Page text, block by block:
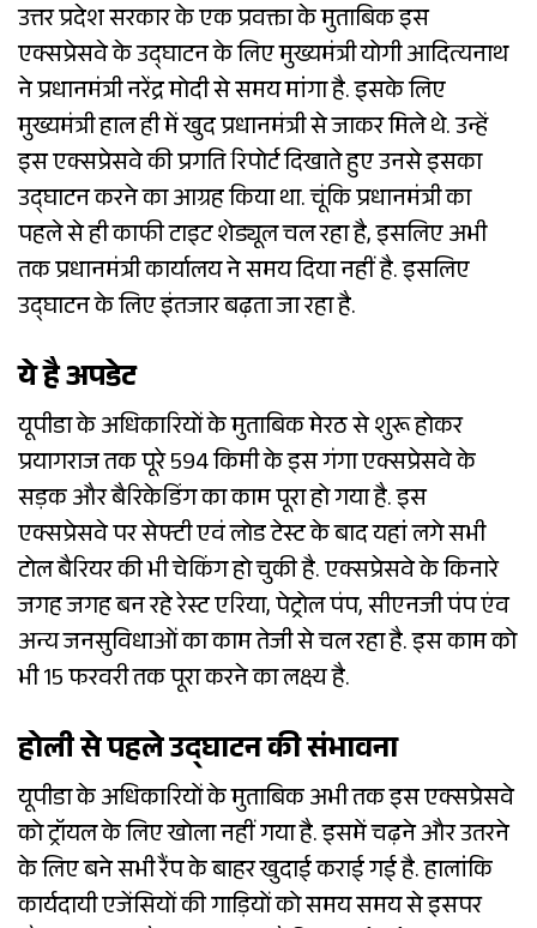
उत्तर प्रदेश सरकार के एक प्रवक्ता के मुताबिक इस
एक्सप्रेसवे के उद्घाटन के लिए मुख्यमंत्री योगी आदित्यनाथ
ने प्रधानमंत्री नरेंद्र मोदी से समय मांगा है. इसके लिए
मुख्यमंत्री हाल ही में खुद प्रधानमंत्री से जाकर मिले थे. उन्हें
इस एक्सप्रेसवे की प्रगति रिपोर्ट दिखाते हुए उनसे इसका
उद्घाटन करने का आग्रह किया था. चूंकि प्रधानमंत्री का
पहले से ही काफी टाइट शेड्यूल चल रहा है, इसलिए अभी
तक प्रधानमंत्री कार्यालय ने समय दिया नहीं है. इसलिए
उद्घाटन के लिए इंतजार बढ़ता जा रहा है.
ये है अपडेट
यूपीडा के अधिकारियों के मुताबिक मेरठ से शुरू होकर
प्रयागराज तक पूरे 594 किमी के इस गंगा एक्सप्रेसवे के
सड़क और बैरिकेडिंग का काम पूरा हो गया है. इस
एक्सप्रेसवे पर सेफ्टी एवं लोड टेस्ट के बाद यहां लगे सभी
टोल बैरियर की भी चेकिंग हो चुकी है. एक्सप्रेसवे के किनारे
जगह जगह बन रहे रेस्ट एरिया, पेट्रोल पंप, सीएनजी पंप एंव
अन्य जनसुविधाओं का काम तेजी से चल रहा है. इस काम को
भी 15 फरवरी तक पूरा करने का लक्ष्य है.
होली से पहले उद्घाटन की संभावना
यूपीडा के अधिकारियों के मुताबिक अभी तक इस एक्सप्रेसवे
को ट्रॉयल के लिए खोला नहीं गया है. इसमें चढ़ने और उतरने
के लिए बने सभी रैंप के बाहर खुदाई कराई गई है. हालांकि
कार्यदायी एजेंसियों की गाड़ियों को समय समय से इसपर